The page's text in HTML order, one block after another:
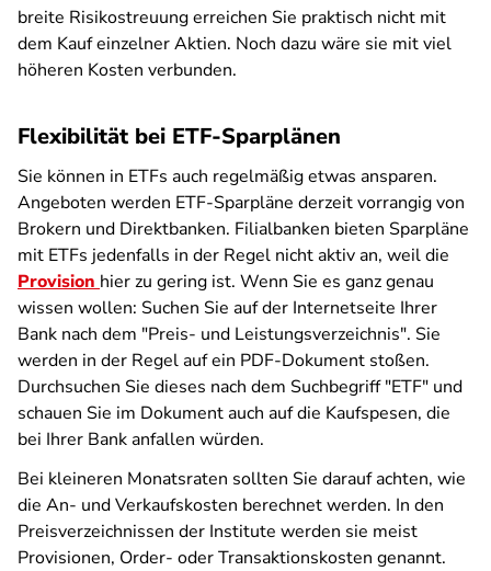
breite Risikostreuung erreichen Sie praktisch nicht mit
dem Kauf einzelner Aktien. Noch dazu wäre sie mit viel
höheren Kosten verbunden.
Flexibilität bei ETF-Sparplänen
Sie können in ETFs auch regelmäßig etwas ansparen.
Angeboten werden ETF-Sparpläne derzeit vorrangig von
Brokern und Direktbanken. Filialbanken bieten Sparpläne
mit ETFs jedenfalls in der Regel nicht aktiv an, weil die
Provision hier zu gering ist. Wenn Sie es ganz genau
wissen wollen: Suchen Sie auf der Internetseite Ihrer
Bank nach dem "Preis- und Leistungsverzeichnis". Sie
werden in der Regel auf ein PDF-Dokument stoßen.
Durchsuchen Sie dieses nach dem Suchbegriff "ETF" und
schauen Sie im Dokument auch auf die Kaufspesen, die
bei Ihrer Bank anfallen würden.
Bei kleineren Monatsraten sollten Sie darauf achten, wie
die An- und Verkaufskosten berechnet werden. In den
Preisverzeichnissen der Institute werden sie meist
Provisionen, Order- oder Transaktionskosten genannt.